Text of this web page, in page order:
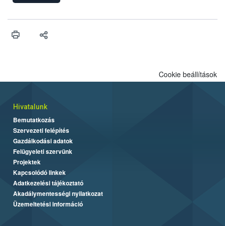
Cookie beállítások
Hivatalunk
Bemutatkozás
Szervezeti felépítés
Gazdálkodási adatok
Felügyeleti szervünk
Projektek
Kapcsolódó linkek
Adatkezelési tájékoztató
Akadálymentességi nyilatkozat
Üzemeltetési információ